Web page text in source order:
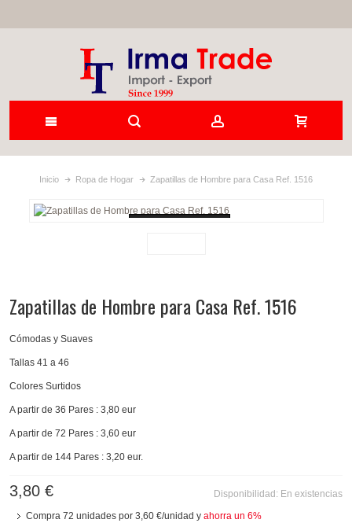
Inicio Ropa de Hogar Zapatillas de Hombre para Casa Ref. 1516
Zapatillas de Hombre para Casa Ref. 1516
Cómodas y Suaves
Tallas 41 a 46
Colores Surtidos
A partir de 36 Pares : 3,80 eur
A partir de 72 Pares : 3,60 eur
A partir de 144 Pares : 3,20 eur.
Disponibilidad: En existencias
3,80 €
Compra 72 unidades por 3,60 €/unidad y ahorra un 6%